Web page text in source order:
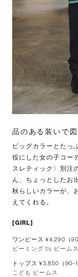
品のある装いで
ビッグカラーとたっ
役にした女の子コー
スレティック〉別注
ん、ちょっとしたお
秋らしいカラーが、
えてくれる。
[GIRL]
ワンピース ¥4,290（
ビーミング by ビームス
トップス ¥3,850（
こども ビームス